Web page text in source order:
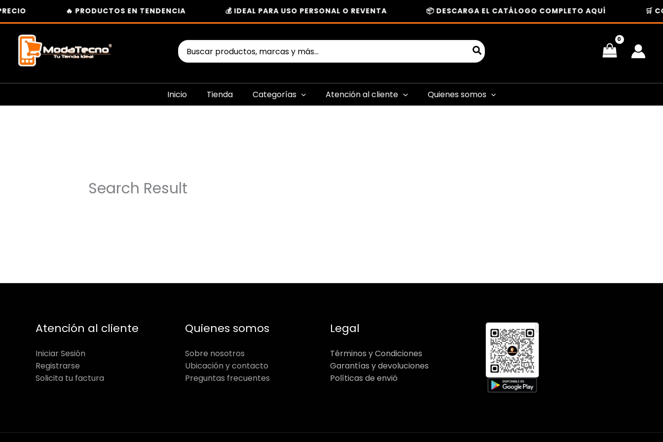
🔥 PRODUCTOS EN TENDENCIA 💰 IDEAL PARA USO PERSONAL O REVENTA 📦 DESCARGA EL CATÁLOGO COMPLETO AQUÍ 🛒
Ir
Buscar
por:
Inicio Tienda Categorías Atención al cliente Quienes somos
Search Result
Atención al cliente
Iniciar Sesión
Registrarse
Solicita tu factura
Quienes somos
Sobre nosotros
Ubicación y contacto
Preguntas frecuentes
Legal
Términos y Condiciones
Garantías y devoluciones
Políticas de envió